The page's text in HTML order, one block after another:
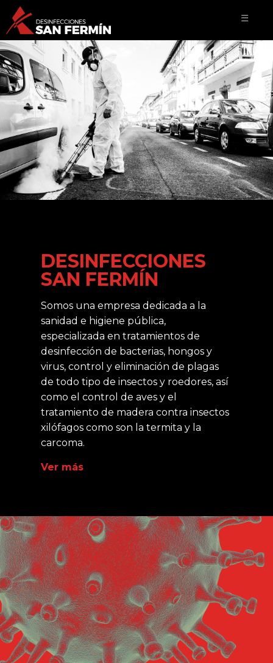
☰
DESINFECCIONES
SAN FERMÍN
Somos una empresa dedicada a la
sanidad e higiene pública,
especializada en tratamientos de
desinfección de bacterias, hongos y
virus, control y eliminación de plagas
de todo tipo de insectos y roedores, así
como el control de aves y el
tratamiento de madera contra insectos
xilófagos como son la termita y la
carcoma.
Ver más